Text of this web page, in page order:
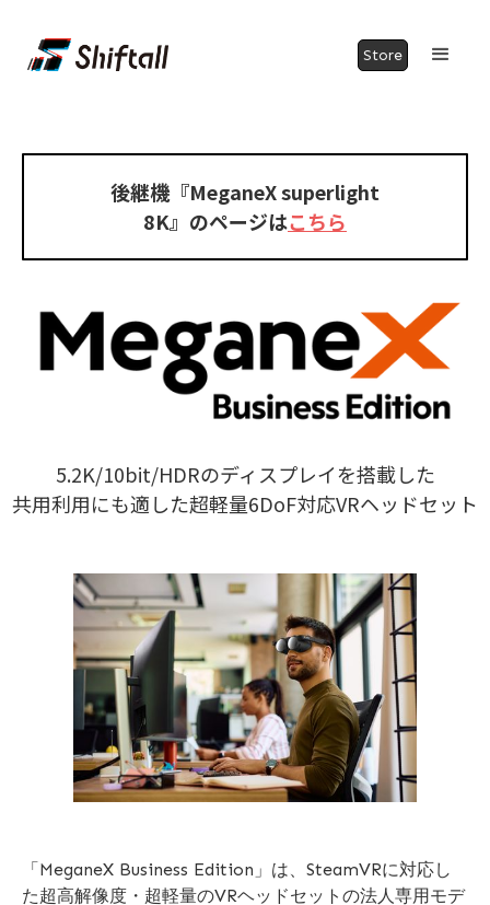
Store
後継機『MeganeX superlight
8K』のページはこちら
5.2K/10bit/HDRのディスプレイを搭載した
共用利用にも適した超軽量6DoF対応VRヘッドセット
「MeganeX Business Edition」は、SteamVRに対応し
た超高解像度・超軽量のVRヘッドセットの法人専用モデ